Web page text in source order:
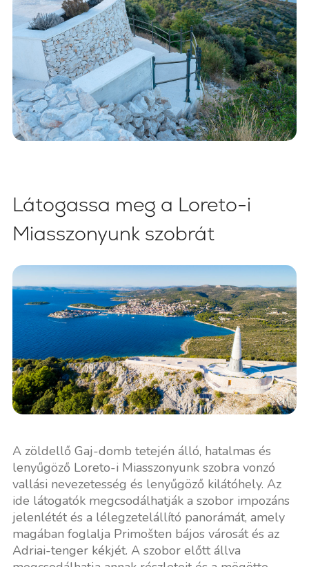
Látogassa meg a Loreto-i
Miasszonyunk szobrát
A zöldellő Gaj-domb tetején álló, hatalmas és
lenyűgöző Loreto-i Miasszonyunk szobra vonzó
vallási nevezetesség és lenyűgöző kilátóhely. Az
ide látogatók megcsodálhatják a szobor impozáns
jelenlétét és a lélegzetelállító panorámát, amely
magában foglalja Primošten bájos városát és az
Adriai-tenger kékjét. A szobor előtt állva